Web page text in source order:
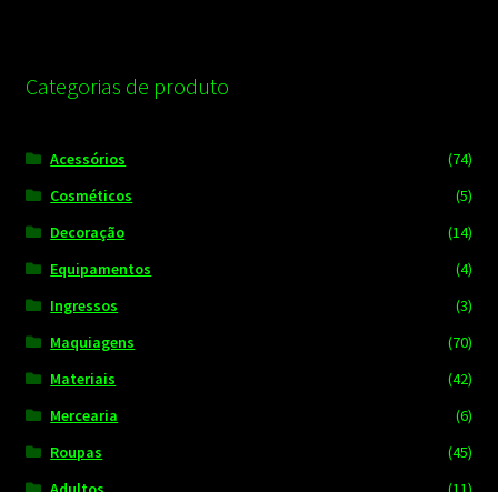
Categorias de produto
Acessórios
(74)
Cosméticos
(5)
Decoração
(14)
Equipamentos
(4)
Ingressos
(3)
Maquiagens
(70)
Materiais
(42)
Mercearia
(6)
Roupas
(45)